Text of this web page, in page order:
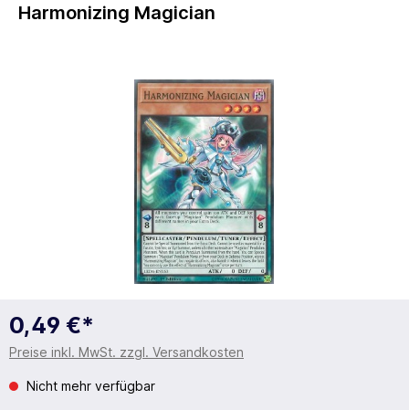
Harmonizing Magician
0,49 €*
Preise inkl. MwSt. zzgl. Versandkosten
Nicht mehr verfügbar